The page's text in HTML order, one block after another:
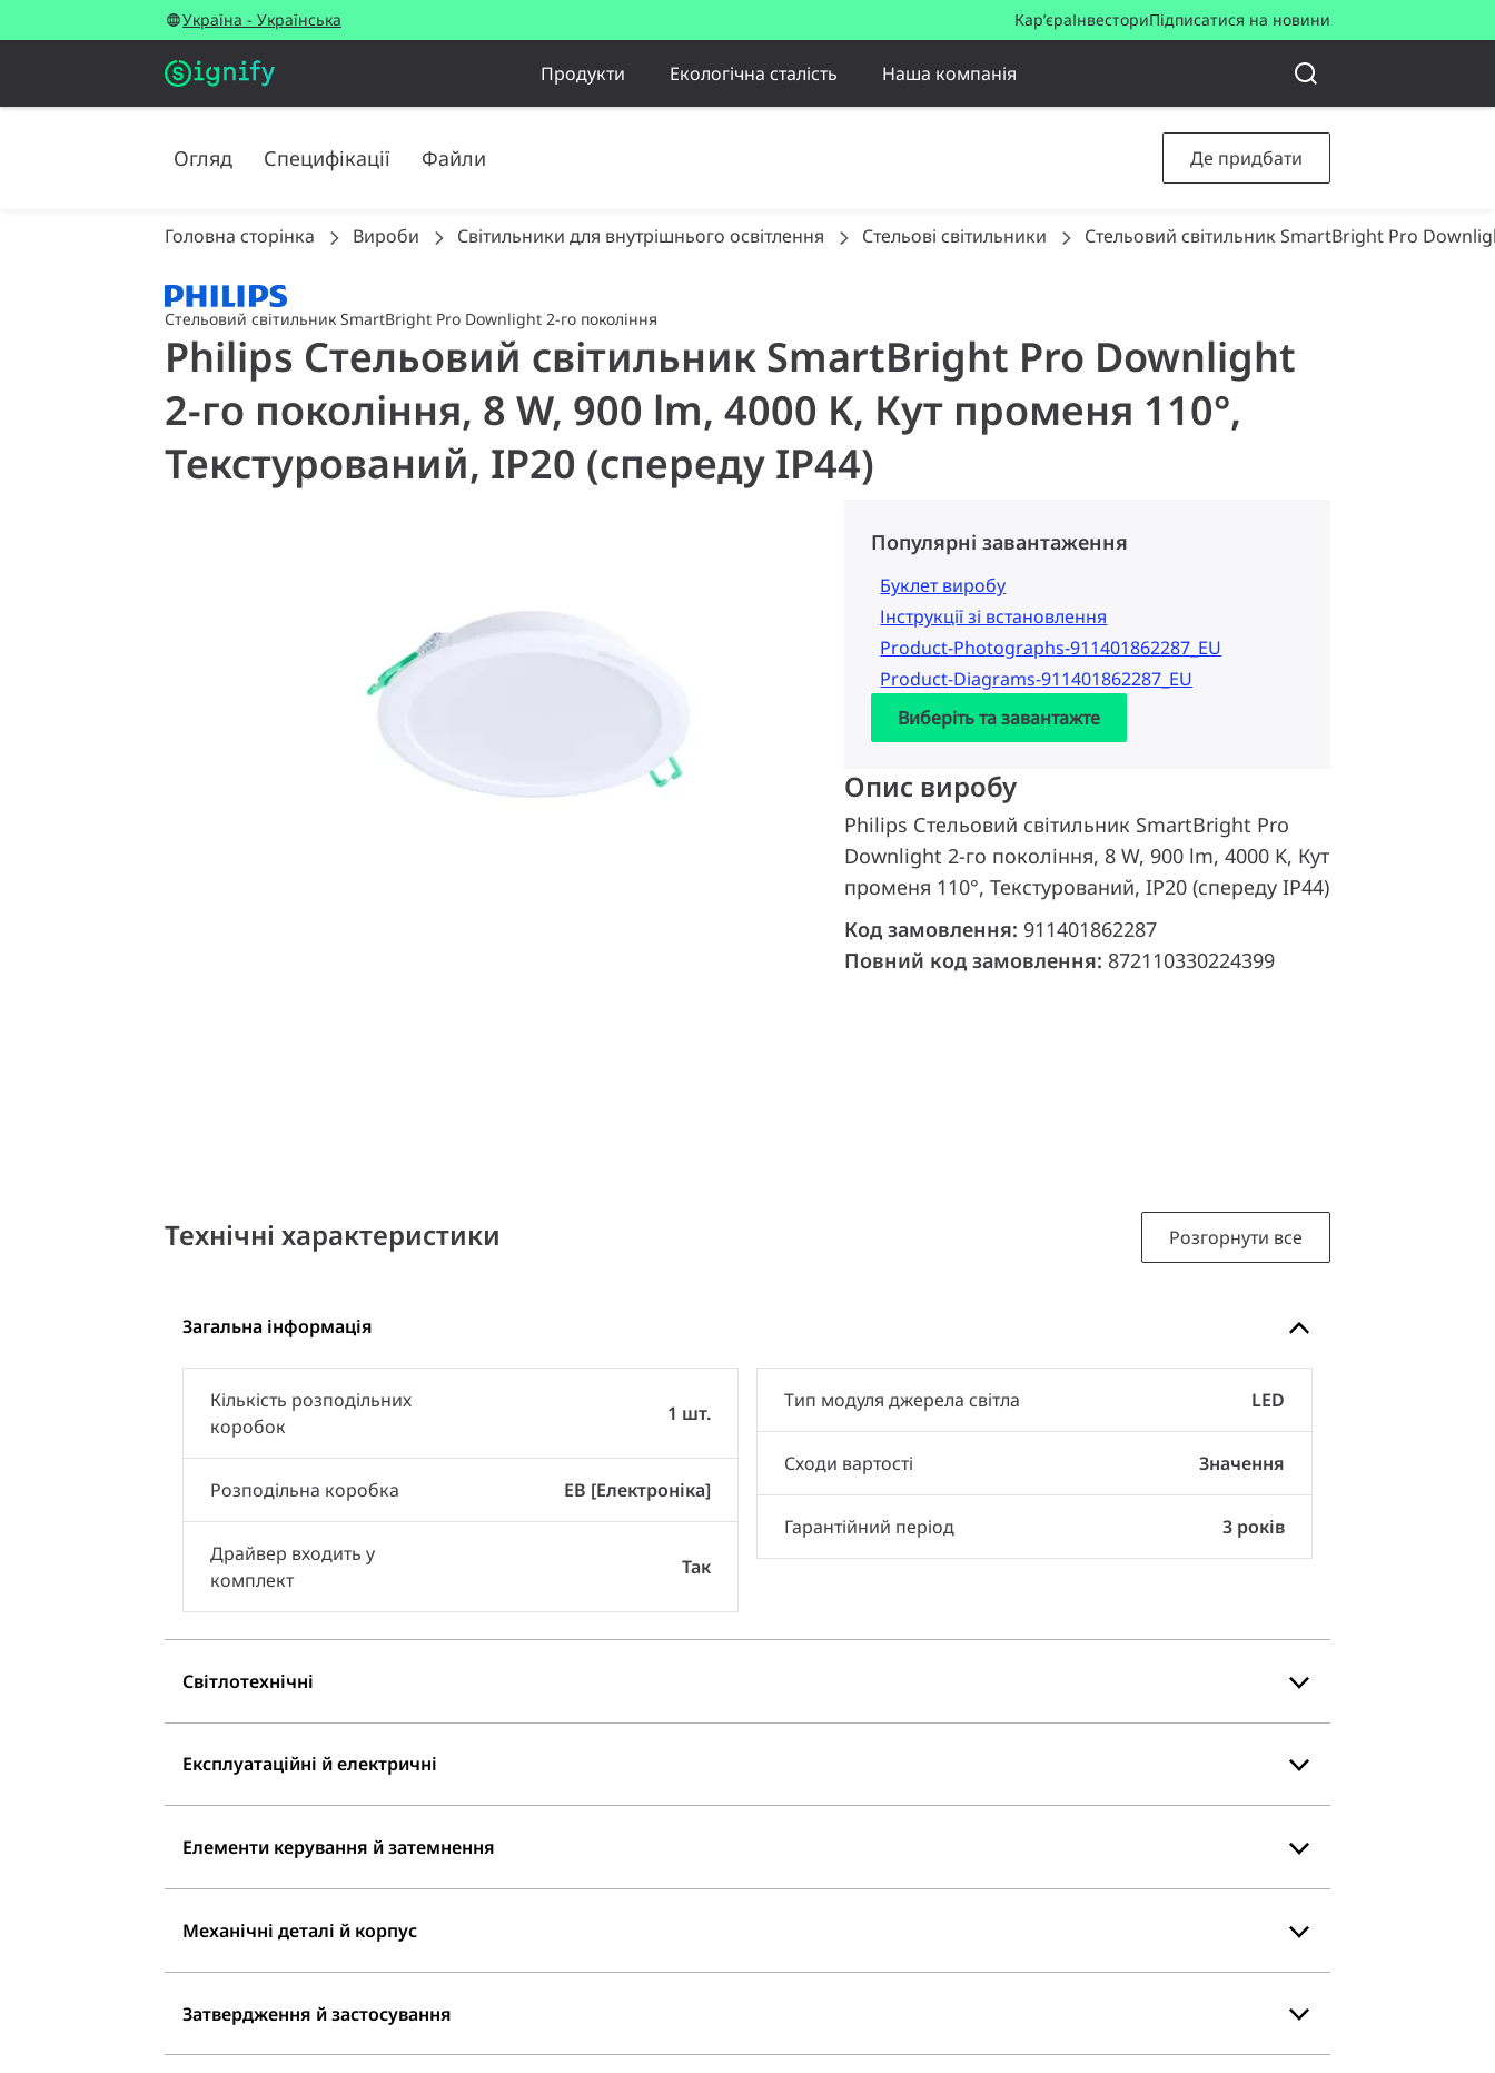
Україна - Українська Кар’єраІнвесториПідписатися на новини
Продукти Екологічна сталість Наша компанія
Огляд Специфікації Файли Де придбати
Головна сторінка Вироби Світильники для внутрішнього освітлення Стельові світильники Стельовий світильник SmartBright Pro
Стельовий світильник SmartBright Pro Downlight 2-го покоління
Philips Стельовий світильник SmartBright Pro Downlight
2-го покоління, 8 W, 900 lm, 4000 K, Кут променя 110°,
Текстурований, IP20 (спереду IP44)
Популярні завантаження
Буклет виробу
Інструкції зі встановлення
Product-Photographs-911401862287_EU
Product-Diagrams-911401862287_EU
Виберіть та завантажте
Опис виробу
Philips Стельовий світильник SmartBright Pro
Downlight 2-го покоління, 8 W, 900 lm, 4000 K, Кут
променя 110°, Текстурований, IP20 (спереду IP44)
Код замовлення: 911401862287
Повний код замовлення: 872110330224399
Технічні характеристики Розгорнути все
Загальна інформація
Кількість розподільних
коробок
1 шт.
Розподільна коробка EB [Електроніка]
Драйвер входить у
комплект
Так
Тип модуля джерела світла LED
Сходи вартості Значення
Гарантійний період 3 років
Світлотехнічні
Експлуатаційні й електричні
Елементи керування й затемнення
Механічні деталі й корпус
Затвердження й застосування